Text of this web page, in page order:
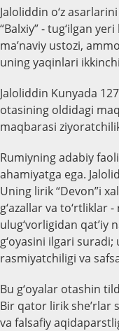
Jaloliddin o‘z
“Balxiy” - tug‘ilgan
ma’naviy ustozi,
uning yaqinlari
Jaloliddin Kunyada
otasining oldidagi
maqbarasi
Rumiyning adabiy
ahamiyatga ega.
Uning lirik “Devon”i
g‘azallar va
ulug‘vorligidan
g‘oyasini ilgari
rasmiyatchiligi va
Bu g‘oyalar otashin
Bir qator lirik she’rlar
va falsafiy